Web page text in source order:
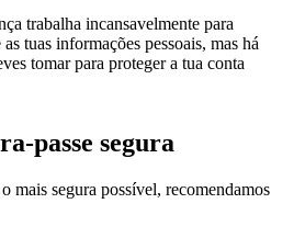
trabalha incansavelmente para
tuas informações pessoais, mas há
tomar para proteger a tua conta
passe segura
mais segura possível, recomendamos